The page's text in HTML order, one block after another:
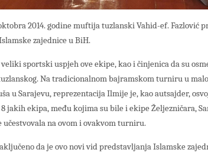
2014. godine muftija tuzlanski Vahid-ef. Fazlović
zajednice u BiH.
veliki sportski uspjeh ove ekipe, kao i činjenica da su
Na tradicionalnom bajramskom turniru u
u Sarajevu, reprezentacija Ilmije je, kao autsajder,
jakih ekipa, među kojima su bile i ekipe Željezničara,
na ovom i ovakvom turniru.
da je ovo novi vid predstavljanja Islamske